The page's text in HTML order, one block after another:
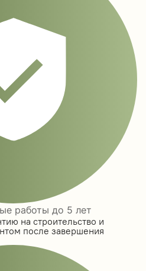
работы до 5 лет
на строительство и
после завершения